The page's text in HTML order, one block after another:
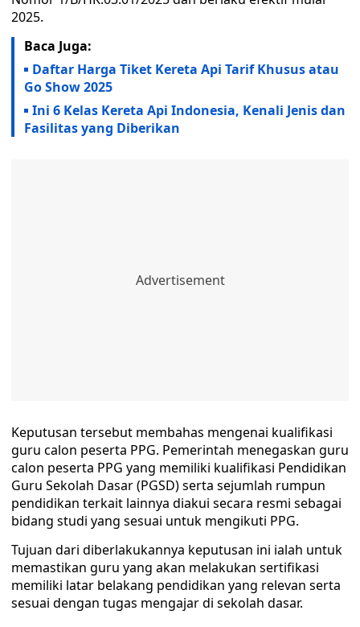
2025.
Baca Juga:
Daftar Harga Tiket Kereta Api Tarif Khusus atau
Go Show 2025
Ini 6 Kelas Kereta Api Indonesia, Kenali Jenis dan
Fasilitas yang Diberikan
Keputusan tersebut membahas mengenai kualifikasi
guru calon peserta PPG. Pemerintah menegaskan guru
calon peserta PPG yang memiliki kualifikasi Pendidikan
Guru Sekolah Dasar (PGSD) serta sejumlah rumpun
pendidikan terkait lainnya diakui secara resmi sebagai
bidang studi yang sesuai untuk mengikuti PPG.
Tujuan dari diberlakukannya keputusan ini ialah untuk
memastikan guru yang akan melakukan sertifikasi
memiliki latar belakang pendidikan yang relevan serta
sesuai dengan tugas mengajar di sekolah dasar.